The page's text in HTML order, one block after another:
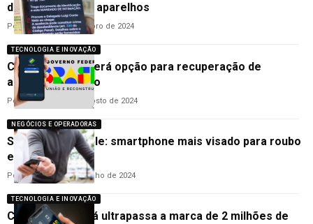
devem devolver aparelhos
PorRedação23 de outubro de 2024
TECNOLOGIA E INOVAÇÃO
Celular Seguro terá opção para recuperação de
aparelho roubado
PorCleane Lima 2 de agosto de 2024
NEGÓCIOS E OPERADORAS
Samsung ou Apple: smartphone mais visado para roubo
e furto no Brasil
PorCleane Lima19 de julho de 2024
TECNOLOGIA E INOVAÇÃO
Celular Seguro já ultrapassa a marca de 2 milhões de